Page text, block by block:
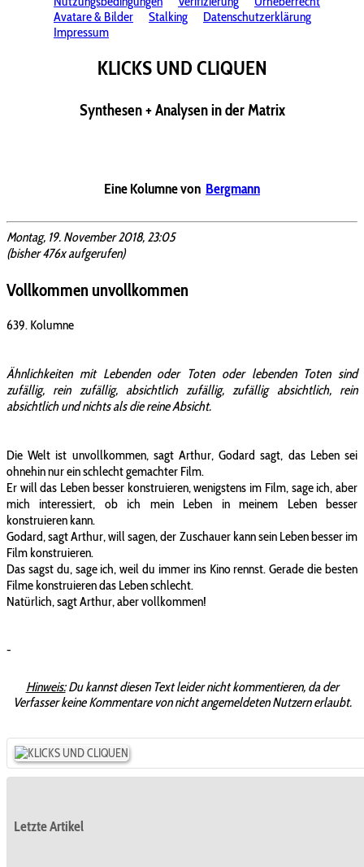
Avatare & Bilder
Stalking
Datenschutzerklärung
Impressum
KLICKS UND CLIQUEN
Synthesen + Analysen in der Matrix
Eine Kolumne von Bergmann
Montag, 19. November 2018, 23:05
(bisher 476x aufgerufen)
Vollkommen unvollkommen
639. Kolumne
Ähnlichkeiten mit Lebenden oder Toten oder lebenden Toten sind
zufällig, rein zufällig, absichtlich zufällig, zufällig absichtlich, rein
absichtlich und nichts als die reine Absicht.
Die Welt ist unvollkommen, sagt Arthur, Godard sagt, das Leben sei
ohnehin nur ein schlecht gemachter Film.
Er will das Leben besser konstruieren, wenigstens im Film, sage ich, aber
mich interessiert, ob ich mein Leben in meinem Leben besser
konstruieren kann.
Godard, sagt Arthur, will sagen, der Zuschauer kann sein Leben besser im
Film konstruieren.
Das sagst du, sage ich, weil du immer ins Kino rennst. Gerade die besten
Filme konstruieren das Leben schlecht.
Natürlich, sagt Arthur, aber vollkommen!
-
Hinweis:Du kannst diesen Text leider nicht kommentieren, da der
Verfasser keine Kommentare von nicht angemeldeten Nutzern erlaubt.
Letzte Artikel